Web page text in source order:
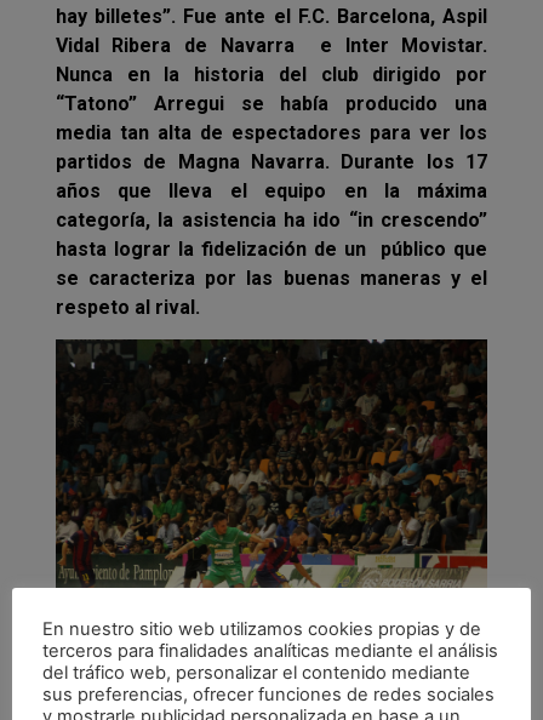
hay billetes”. Fue ante el F.C. Barcelona, Aspil
Vidal Ribera de Navarra e Inter Movistar.
Nunca en la historia del club dirigido por
“Tatono” Arregui se había producido una
media tan alta de espectadores para ver los
partidos de Magna Navarra. Durante los 17
años que lleva el equipo en la máxima
categoría, la asistencia ha ido “in crescendo”
hasta lograr la fidelización de un público que
se caracteriza por las buenas maneras y el
respeto al rival.
Imagen del partido ante el F.C. Barcelona que
En nuestro sitio web utilizamos cookies propias y de
terceros para finalidades analíticas mediante el análisis
del tráfico web, personalizar el contenido mediante
sus preferencias, ofrecer funciones de redes sociales